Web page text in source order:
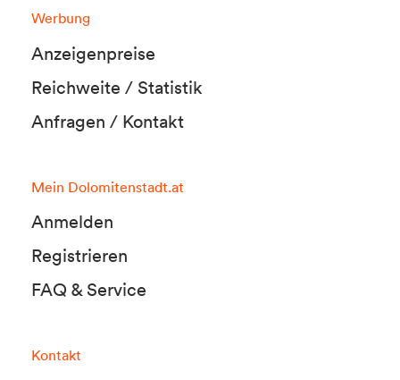
Werbung
Anzeigenpreise
Reichweite / Statistik
Anfragen / Kontakt
Mein Dolomitenstadt.at
Anmelden
Registrieren
FAQ & Service
Kontakt